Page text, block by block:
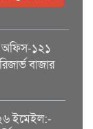
অফিস-১২১
বাজার
ইমেইল:-